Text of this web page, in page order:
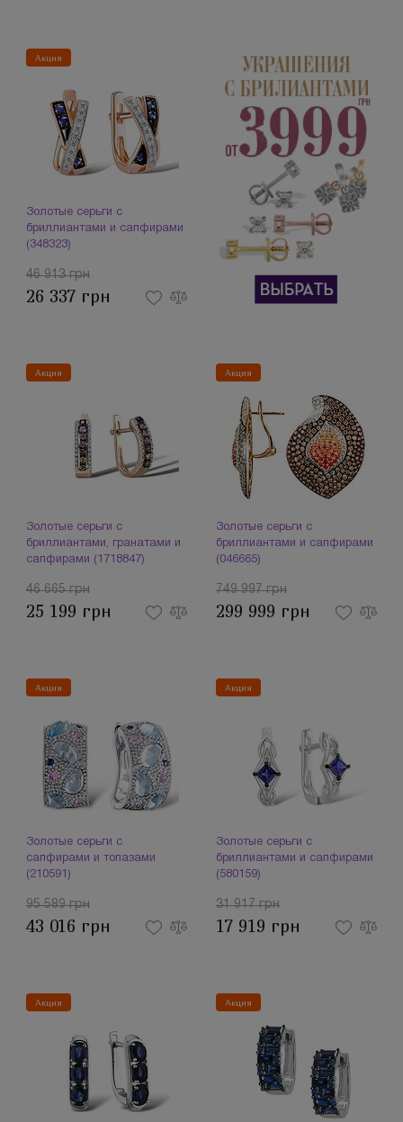
Акция
Золотые серьги с
бриллиантами и сапфирами
(348323)
46 913 грн
26 337 грн
Акция
Золотые серьги с
бриллиантами, гранатами и
сапфирами (1718847)
46 665 грн
25 199 грн
Акция
Золотые серьги с
бриллиантами и сапфирами
(046665)
749 997 грн
299 999 грн
Акция
Золотые серьги с
сапфирами и топазами
(210591)
95 589 грн
43 016 грн
Акция
Золотые серьги с
бриллиантами и сапфирами
(580159)
31 917 грн
17 919 грн
Акция Акция